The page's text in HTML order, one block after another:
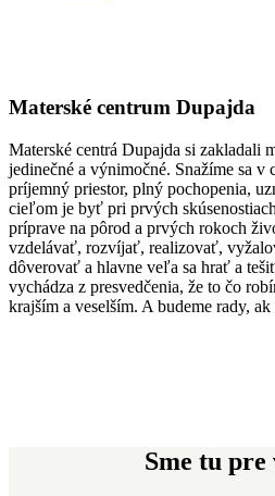
Materské centrum Dupajda
Materské centrá Dupajda si zakladali
jedinečné a výnimočné. Snažíme sa v
príjemný priestor, plný pochopenia,
cieľom je byť pri prvých
príprave na pôrod a prvých rokoch
vzdelávať, rozvíjať, realizovať,
dôverovať a hlavne veľa sa hrať a
vychádza z presvedčenia, že to čo
krajším a veselším. A budeme rady,
Sme tu pre